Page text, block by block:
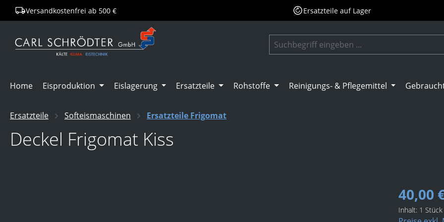
Zur Hauptnavigation springen
Versandkostenfrei ab 500 € Ersatzteile auf Lager
Home Eisproduktion Eislagerung Ersatzteile Rohstoffe Reinigungs- & Pflegemittel
Ersatzteile Softeismaschinen Ersatzteile Frigomat
Deckel Frigomat Kiss
40,00
Inhalt: 1 Stück